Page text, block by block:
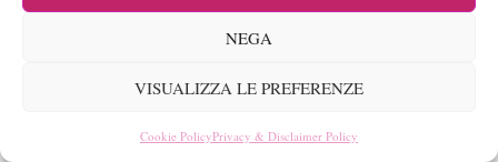
NEGA
VISUALIZZA LE PREFERENZE
Cookie PolicyPrivacy & Disclaimer Policy